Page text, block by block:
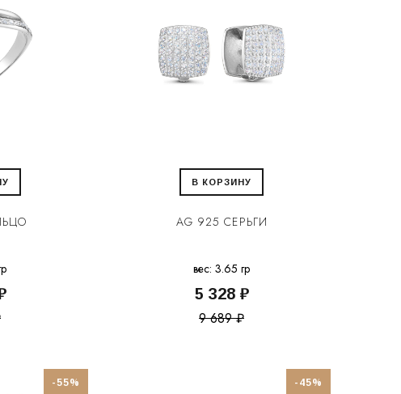
В КОРЗИНУ
AG 925 СЕРЬГИ
вес: 3.65 гр
5 328 ₽
9 689 ₽
-55% -45%